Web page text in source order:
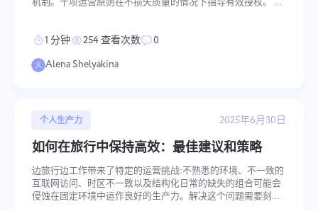
成功 1. 定义任务 清楚地区分哪些任务适合授权。 不要授权:战
务。 要授权:例行操作、向相
1 分钟 254 查看次数
0
Alena Shelyakina
个人生产力 2025年6月30日
如何在旅行中保持高效：最佳建议和策略
边旅行边工作带来了特定的运营挑战:不熟悉的环境、不一致的
互联网访问、时区不一致以及结构化日常的缺失的组合可能会
侵蚀在固定环境中运作良好的生产力。解决这个问题需要刻意